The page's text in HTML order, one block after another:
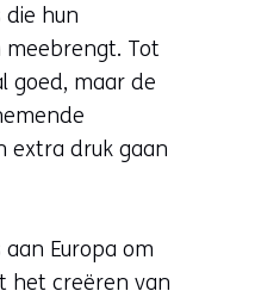
die hun
meebrengt. Tot
goed, maar de
extra druk gaan
Europa om
het creëren van